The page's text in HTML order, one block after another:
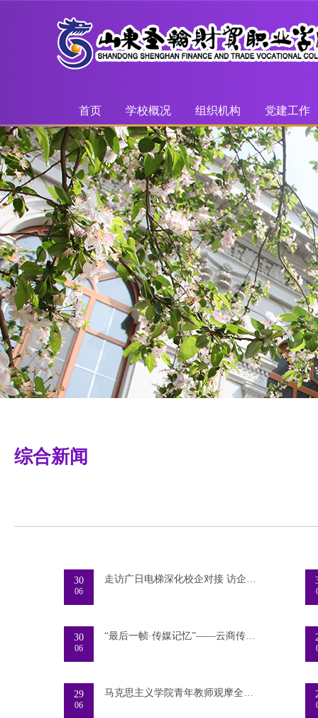
首页 学校概况 组织机构 党建工作
综合新闻
30
06
走访广日电梯深化校企对接 访企拓岗赋能电梯专
30
06
“最后一帧·传媒记忆”——云商传媒学院2026届
29
06
马克思主义学院青年教师观摩全省高校思政课第二